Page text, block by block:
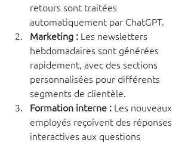
retours sont traitées
automatiquement par ChatGPT.
Marketing : Les newsletters
hebdomadaires sont générées
rapidement, avec des sections
personnalisées pour différents
segments de clientèle.
Formation interne : Les nouveaux
employés reçoivent des réponses
interactives aux questions